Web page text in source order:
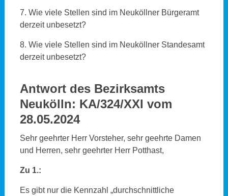
7. Wie viele Stellen sind im Neuköllner Bürgeramt
derzeit unbesetzt?
8. Wie viele Stellen sind im Neuköllner Standesamt
derzeit unbesetzt?
Antwort des Bezirksamts
Neukölln: KA/324/XXI vom
28.05.2024
Sehr geehrter Herr Vorsteher, sehr geehrte Damen
und Herren, sehr geehrter Herr Potthast,
Zu 1.:
Es gibt nur die Kennzahl „durchschnittliche